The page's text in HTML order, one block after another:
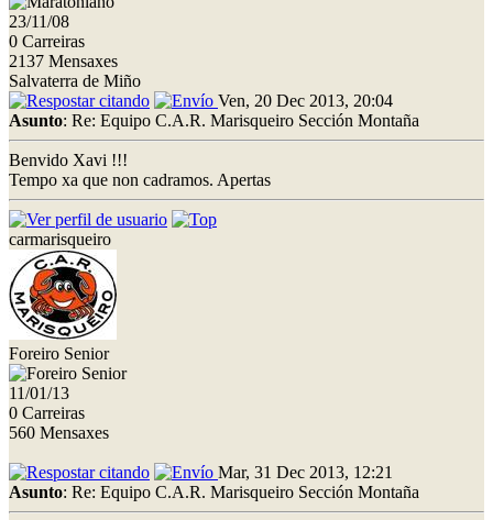
23/11/08
0 Carreiras
2137 Mensaxes
Salvaterra de Miño
Ven, 20 Dec 2013, 20:04
Asunto: Re: Equipo C.A.R. Marisqueiro Sección Montaña
Benvido Xavi !!!
Tempo xa que non cadramos. Apertas
carmarisqueiro
Foreiro Senior
11/01/13
0 Carreiras
560 Mensaxes
Mar, 31 Dec 2013, 12:21
Asunto: Re: Equipo C.A.R. Marisqueiro Sección Montaña